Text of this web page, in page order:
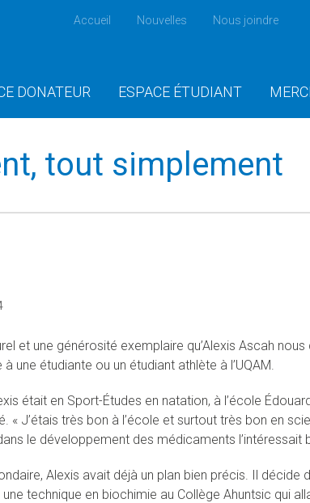
Accueil Nouvelles Nous joindre
DONATEUR ESPACE ÉTUDIANT MERCI
tout simplement
et une générosité exemplaire qu’Alexis Ascah
une étudiante ou un étudiant athlète à l’UQAM.
était en Sport-Études en natation, à l’école
« J’étais très bon à l’école et surtout très bon en
le développement des médicaments l’intéressait
Alexis avait déjà un plan bien précis. Il
technique en biochimie au Collège Ahuntsic qui